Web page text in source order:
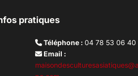
pratiques
Téléphone :04 78 53 06 40
Email :